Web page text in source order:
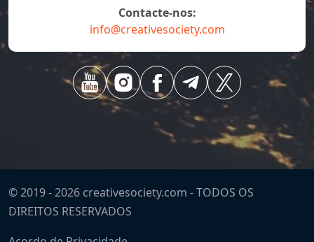
Contacte-nos:
info@creativesociety.com
© 2019 -2026 creativesociety.com -TODOS OS
DIREITOS RESERVADOS